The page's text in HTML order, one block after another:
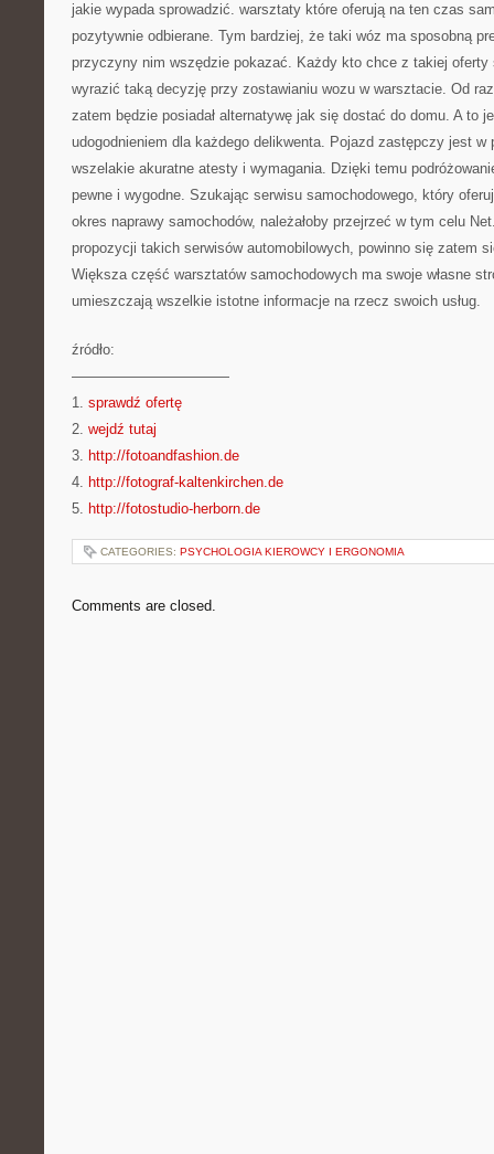
jakie wypada sprowadzić. warsztaty które oferują na ten czas
pozytywnie odbierane. Tym bardziej, że taki wóz ma sposobną
przyczyny nim wszędzie pokazać. Każdy kto chce z takiej
wyrazić taką decyzję przy zostawianiu wozu w warsztacie. Od
zatem będzie posiadał alternatywę jak się dostać do domu. A to
udogodnieniem dla każdego delikwenta. Pojazd zastępczy jest w
wszelakie akuratne atesty i wymagania. Dzięki temu
pewne i wygodne. Szukając serwisu samochodowego, który
okres naprawy samochodów, należałoby przejrzeć w tym celu
propozycji takich serwisów automobilowych, powinno się zatem
Większa część warsztatów samochodowych ma swoje własne
umieszczają wszelkie istotne informacje na rzecz swoich usług.
źródło:
———————————
1. sprawdź ofertę
2. wejdź tutaj
3. http://fotoandfashion.de
4. http://fotograf-kaltenkirchen.de
5. http://fotostudio-herborn.de
CATEGORIES: PSYCHOLOGIA KIEROWCY I ERGONOMIA
Comments are closed.